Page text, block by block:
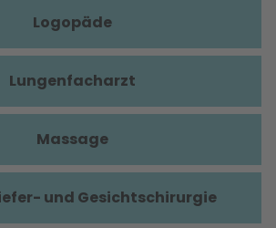
Logopäde
Lungenfacharzt
Massage
und Gesichtschirurgie